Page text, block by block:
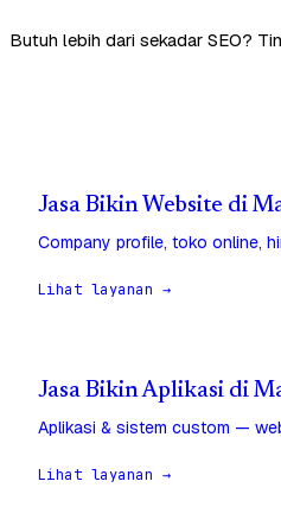
Butuh lebih dari sekadar SEO?
Jasa Bikin Website di
Company profile, toko online,
Lihat layanan →
Jasa Bikin Aplikasi di
Aplikasi & sistem custom —
Lihat layanan →